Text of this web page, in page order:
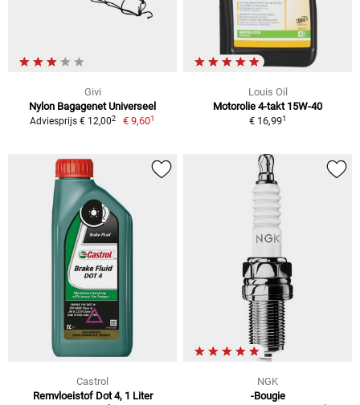
Givi
Nylon Bagagenet Universeel
Adviesprijs € 12,002 € 9,601
Louis Oil
Motorolie 4-takt 15W-40
€ 16,991
Castrol
Remvloeistof Dot 4, 1 Liter
NGK
-Bougie